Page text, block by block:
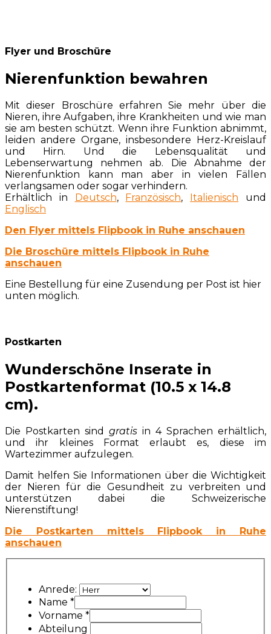
Flyer und Broschüre
Nierenfunktion bewahren
Mit dieser Broschüre erfahren Sie mehr über die
Nieren, ihre Aufgaben, ihre Krankheiten und wie man
sie am besten schützt. Wenn ihre Funktion abnimmt,
leiden andere Organe, insbesondere Herz-Kreislauf
und Hirn. Und die Lebensqualität und
Lebenserwartung nehmen ab. Die Abnahme der
Nierenfunktion kann man aber in vielen Fällen
verlangsamen oder sogar verhindern.
Erhältlich in
Deutsch, Französisch, Italienisch und
Englisch
Den Flyer mittels Flipbook in Ruhe anschauen
Die Broschüre mittels Flipbook in Ruhe
anschauen
Eine Bestellung für eine Zusendung per Post ist hier
unten möglich.
Postkarten
Wunderschöne Inserate in
Postkartenformat (10.5 x 14.8
cm).
Die Postkarten sind gratis in 4 Sprachen erhältlich,
und ihr kleines Format erlaubt es, diese im
Wartezimmer aufzulegen.
Damit helfen Sie Informationen über die Wichtigkeit
der Nieren für die Gesundheit zu verbreiten und
unterstützen dabei die Schweizerische
Nierenstiftung!
Die Postkarten mittels Flipbook in Ruhe
anschauen
Anrede:
Name *
Vorname *
Abteilung